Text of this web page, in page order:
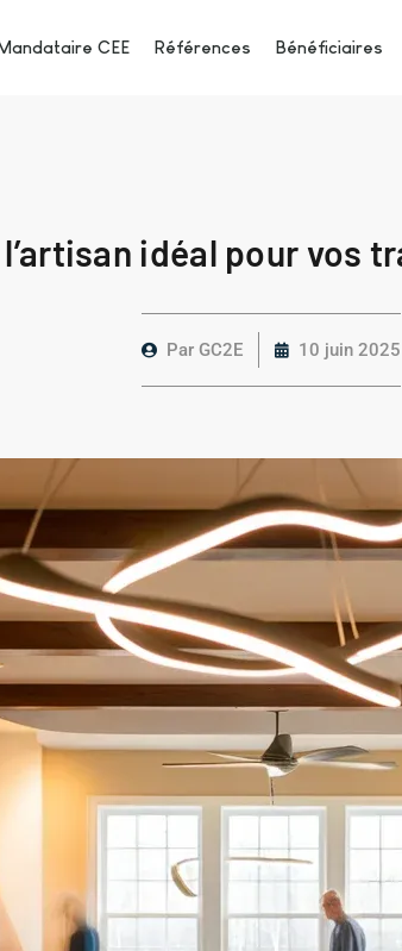
CEE Références Bénéficiaires
idéal pour vos
Par GC2E 10 juin 2025